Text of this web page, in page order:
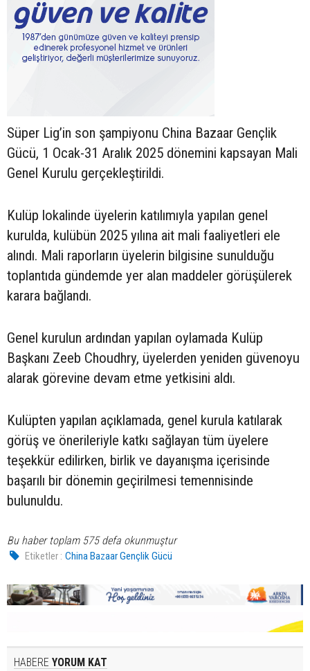
Süper Lig’in son şampiyonu China Bazaar Gençlik
Gücü, 1 Ocak-31 Aralık 2025 dönemini kapsayan Mali
Genel Kurulu gerçekleştirildi.
Kulüp lokalinde üyelerin katılımıyla yapılan genel
kurulda, kulübün 2025 yılına ait mali faaliyetleri ele
alındı. Mali raporların üyelerin bilgisine sunulduğu
toplantıda gündemde yer alan maddeler görüşülerek
karara bağlandı.
Genel kurulun ardından yapılan oylamada Kulüp
Başkanı Zeeb Choudhry, üyelerden yeniden güvenoyu
alarak görevine devam etme yetkisini aldı.
Kulüpten yapılan açıklamada, genel kurula katılarak
görüş ve önerileriyle katkı sağlayan tüm üyelere
teşekkür edilirken, birlik ve dayanışma içerisinde
başarılı bir dönemin geçirilmesi temennisinde
bulunuldu.
Bu haber toplam 575 defa okunmuştur
Etiketler : China Bazaar Gençlik Gücü
HABERE YORUM KAT